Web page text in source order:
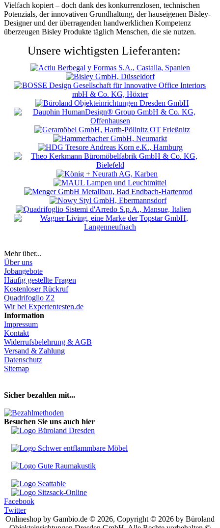
Vielfach kopiert – doch dank des konkurrenzlosen, technischen
Potenzials, der innovativen Grundhaltung, der hauseigenen Bisley-
Designer und der überragenden handwerklichen Kompetenz
überzeugen Bisley Produkte täglich Menschen, die sie nutzen.
Unsere wichtigsten Lieferanten:
Mehr über...
Über uns
Jobangebote
Häufig gestellte Fragen
Kostenloser Rückruf
Quadrifoglio Z2
Wir bei Expertentesten.de
Information
Impressum
Kontakt
Widerrufsbelehrung & AGB
Versand & Zahlung
Datenschutz
Sitemap
Sicher bezahlen mit...
Besuchen Sie uns auch hier
Facebook
Twitter
Onlineshop by Gambio.de © 2026, Copyright © 2026 by Büroland